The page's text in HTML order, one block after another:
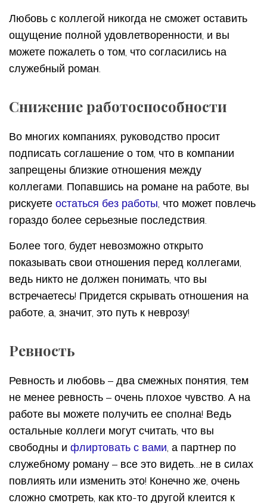
Любовь с коллегой никогда не сможет оставить
ощущение полной удовлетворенности, и вы
можете пожалеть о том, что согласились на
служебный роман.
Снижение работоспособности
Во многих компаниях, руководство просит
подписать соглашение о том, что в компании
запрещены близкие отношения между
коллегами. Попавшись на романе на работе, вы
рискуете остаться без работы, что может повлечь
гораздо более серьезные последствия.
Более того, будет невозможно открыто
показывать свои отношения перед коллегами,
ведь никто не должен понимать, что вы
встречаетесь! Придется скрывать отношения на
работе, а, значит, это путь к неврозу!
Ревность
Ревность и любовь – два смежных понятия, тем
не менее ревность – очень плохое чувство. А на
работе вы можете получить ее сполна! Ведь
остальные коллеги могут считать, что вы
свободны и флиртовать с вами, а партнер по
служебному роману – все это видеть…не в силах
повлиять или изменить это! Конечно же, очень
сложно смотреть, как кто-то другой клеится к